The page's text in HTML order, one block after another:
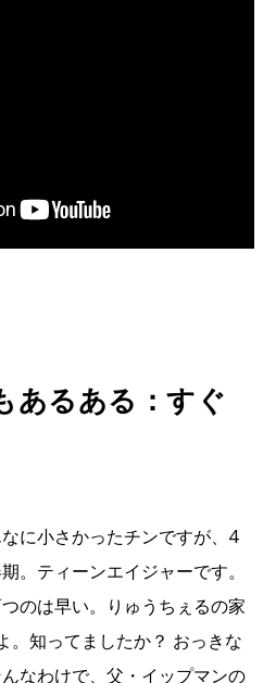
あるある：すぐ
に小さかったチンですが、4
。ティーンエイジャーです。
のは早い。りゅうちぇるの家
。知ってましたか？ おっきな
なわけで、父・イップマンの